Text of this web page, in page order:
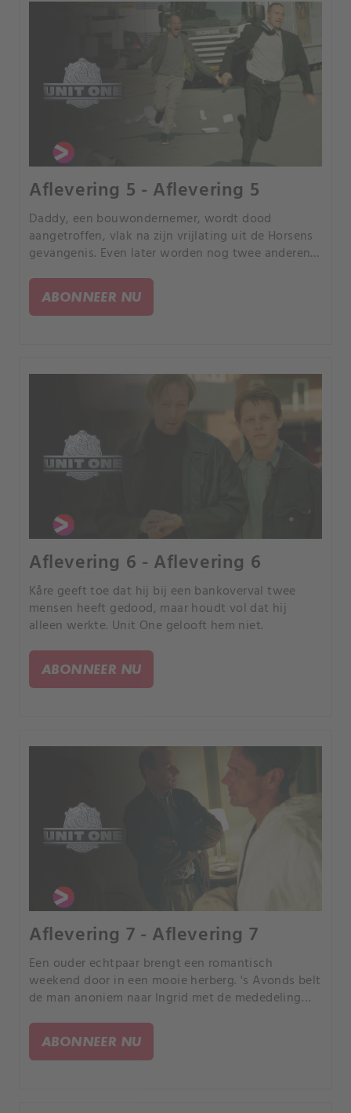
Aflevering 5 - Aflevering 5
Daddy, een bouwondernemer, wordt dood
aangetroffen, vlak na zijn vrijlating uit de Horsens
gevangenis. Even later worden nog twee anderen
ABONNEER NU
Aflevering 6 - Aflevering 6
Kåre geeft toe dat hij bij een bankoverval twee
mensen heeft gedood, maar houdt vol dat hij
alleen werkte. Unit One gelooft hem niet.
ABONNEER NU
Aflevering 7 - Aflevering 7
Een ouder echtpaar brengt een romantisch
weekend door in een mooie herberg. 's Avonds belt
de man anoniem naar Ingrid met de mededeling
ABONNEER NU